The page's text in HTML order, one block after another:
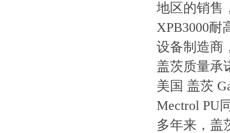
地区的销售
XPB3000耐
设备制造商
盖茨质量承
美国 盖茨
Mectrol PU
多年来，盖